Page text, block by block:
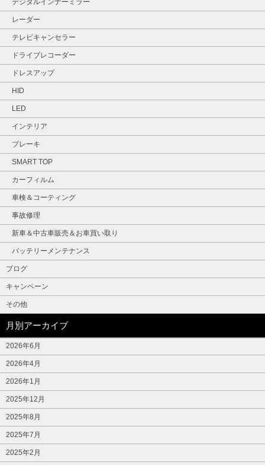
レーダー
テレビキャンセラー
ドライブレコーダー
ドレスアップ
HID
LED
インテリア
ブレーキ
SMART TOP
カーフィルム
車検＆コーティング
事故修理
新車＆中古車販売＆お車買い取り
バッテリーメンテナンス
ブログ
キャンペーン
その他
月別アーカイブ
2026年6月
2026年4月
2026年1月
2025年12月
2025年8月
2025年7月
2025年2月